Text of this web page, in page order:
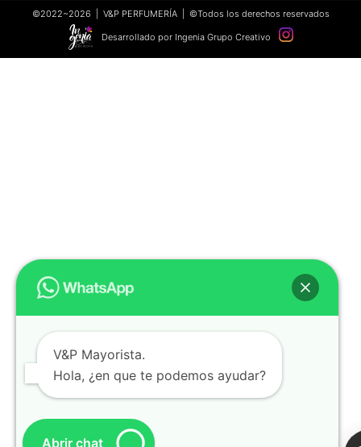
©2022~2026 | V&P PERFUMERÍA | ©Todos los derechos reservados
Desarrollado por Ingenia Grupo Creativo
V&P Mayorista.
Hola, ¿en que te podemos ayudar?
Abrir chat